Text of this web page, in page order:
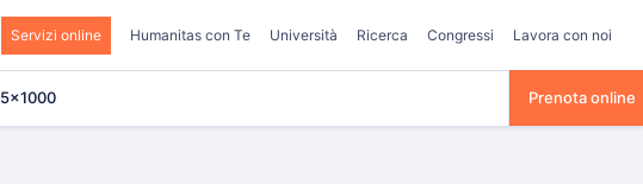
Servizi online Humanitas con Te Università Ricerca Congressi Lavora con noi
5×1000 Prenota online